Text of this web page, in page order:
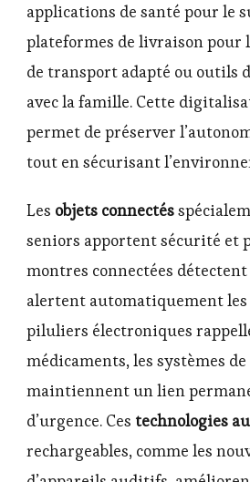
applications de santé pour le
plateformes de livraison pour
de transport adapté ou outils
avec la famille. Cette
permet de préserver
tout en sécurisant
Les objets connectés
seniors apportent sécurité et
montres connectées
alertent automatiquement les
piluliers électroniques
médicaments, les systèmes
maintiennent un lien
d’urgence. Ces technologies
rechargeables, comme les